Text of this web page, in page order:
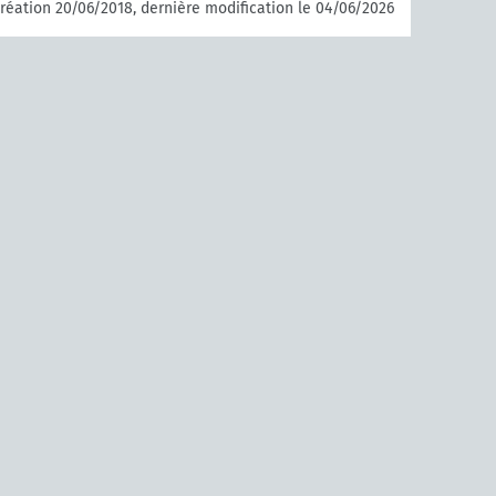
20/06/2018, dernière modification le 04/06/2026